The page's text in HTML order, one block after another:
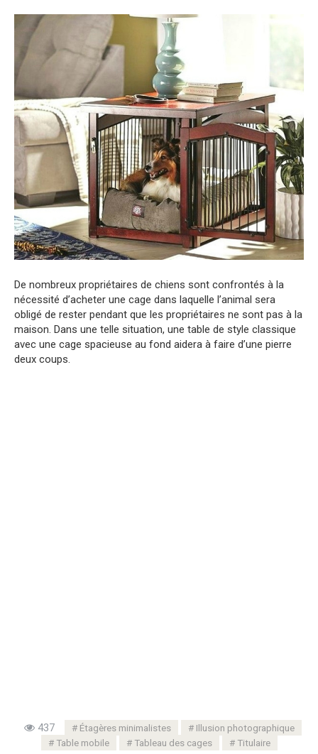
De nombreux propriétaires de chiens sont confrontés à la
nécessité d’acheter une cage dans laquelle l’animal sera
obligé de rester pendant que les propriétaires ne sont pas à la
maison. Dans une telle situation, une table de style classique
avec une cage spacieuse au fond aidera à faire d’une pierre
deux coups.
437 Étagères minimalistes
Illusion photographique
Table mobile
Tableau des cages Titulaire